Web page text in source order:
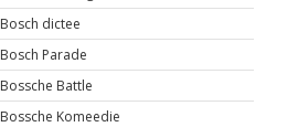
Bosch dictee
Bosch Parade
Bossche Battle
Bossche Komeedie